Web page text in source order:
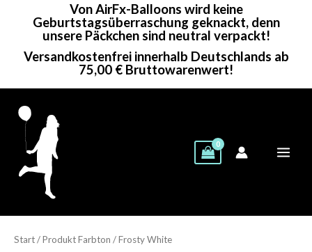
Von AirFx-Balloons wird keine
Geburtstagsüberraschung geknackt, denn
unsere Päckchen sind neutral verpackt!
Versandkostenfrei innerhalb Deutschlands ab
75,00 € Bruttowarenwert!
Start/ Produkt Farbton / Frosty White